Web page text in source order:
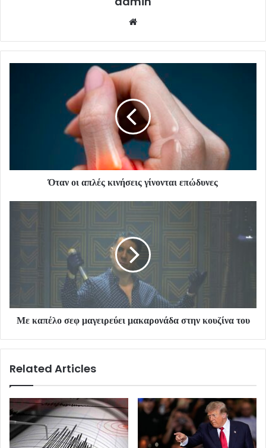
Όταν οι απλές κινήσεις γίνονται επώδυνες
Με καπέλο σεφ μαγειρεύει μακαρονάδα στην κουζίνα του
Related Articles